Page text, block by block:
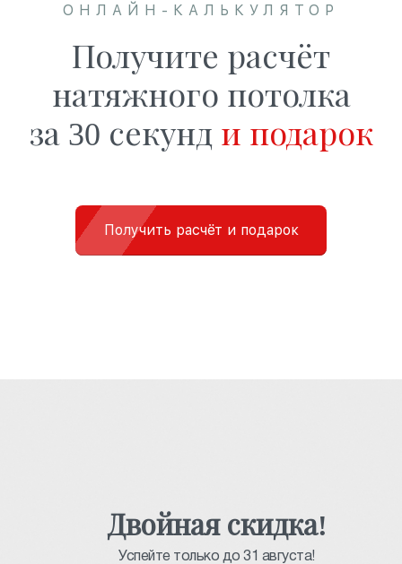
ОНЛАЙН-КАЛЬКУЛЯТОР
Получите расчёт
натяжного потолка
за 30 секунд и подарок
Получить расчёт и подарок
Двойная скидка!
Успейте только до 31 августа!